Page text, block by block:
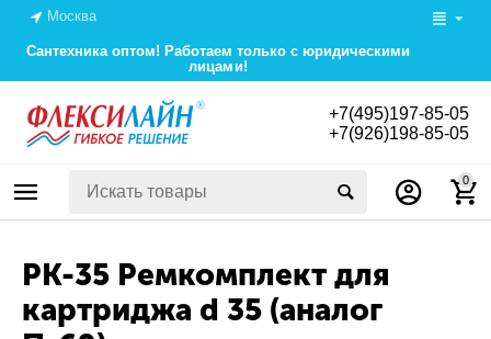
Москва
Сантехника оптом! Работаем только с юридическими
лицами!
+7(495)197-85-05
+7(926)198-85-05
0
РК-35 Ремкомплект для
картриджа d 35 (аналог